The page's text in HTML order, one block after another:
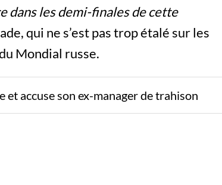
dans les demi-finales de cette
qui ne s’est pas trop étalé sur les
Mondial russe.
accuse son ex-manager de trahison